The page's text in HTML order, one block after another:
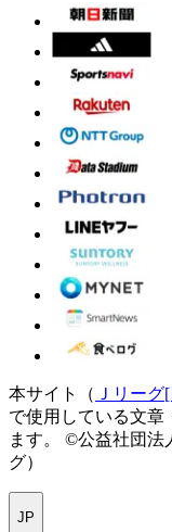
本サイト（ Ｊリー
で使用している文章
ます。
©公益社団法
グ）
JP